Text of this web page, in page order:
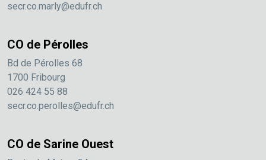
secr.co.marly@edufr.ch
CO de Pérolles
Bd de Pérolles 68
1700 Fribourg
026 424 55 88
secr.co.perolles@edufr.ch
CO de Sarine Ouest